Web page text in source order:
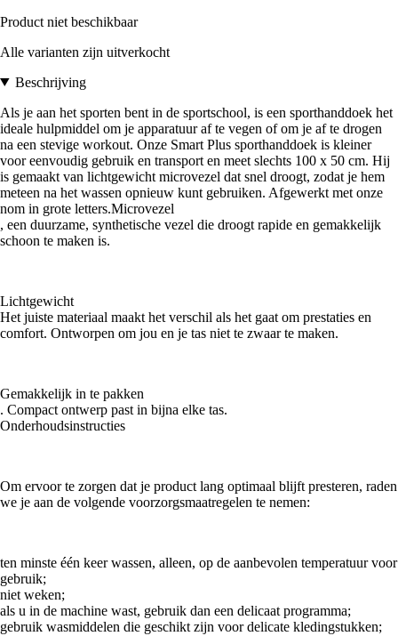
Product niet beschikbaar
Alle varianten zijn uitverkocht
Beschrijving
Als je aan het sporten bent in de sportschool, is een sporthanddoek het
ideale hulpmiddel om je apparatuur af te vegen of om je af te drogen
na een stevige workout. Onze Smart Plus sporthanddoek is kleiner
voor eenvoudig gebruik en transport en meet slechts 100 x 50 cm. Hij
is gemaakt van lichtgewicht microvezel dat snel droogt, zodat je hem
meteen na het wassen opnieuw kunt gebruiken. Afgewerkt met onze
nom in grote letters.Microvezel
, een duurzame, synthetische vezel die droogt rapide en gemakkelijk
schoon te maken is.
Lichtgewicht
Het juiste materiaal maakt het verschil als het gaat om prestaties en
comfort. Ontworpen om jou en je tas niet te zwaar te maken.
Gemakkelijk in te pakken
. Compact ontwerp past in bijna elke tas.
Onderhoudsinstructies
Om ervoor te zorgen dat je product lang optimaal blijft presteren, raden
we je aan de volgende voorzorgsmaatregelen te nemen:
ten minste één keer wassen, alleen, op de aanbevolen temperatuur voor
gebruik;
niet weken;
als u in de machine wast, gebruik dan een delicaat programma;
gebruik wasmiddelen die geschikt zijn voor delicate kledingstukken;